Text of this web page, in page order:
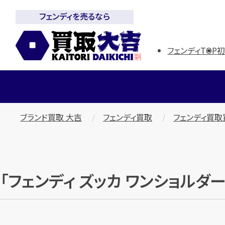
フェンディを売るなら
フェンディTOP
ブランド買取 大吉 フェンディ買取 フェンディ買
「フェンディ ズッカ ワンショル